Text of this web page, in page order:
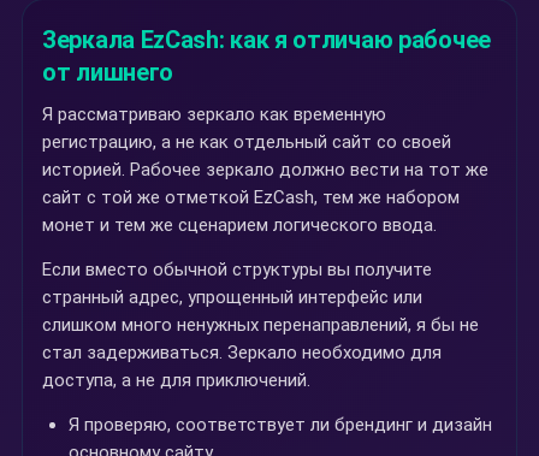
Зеркала EzCash: как я отличаю рабочее
от лишнего
Я рассматриваю зеркало как временную
регистрацию, а не как отдельный сайт со своей
историей. Рабочее зеркало должно вести на тот же
сайт с той же отметкой EzCash, тем же набором
монет и тем же сценарием логического ввода.
Если вместо обычной структуры вы получите
странный адрес, упрощенный интерфейс или
слишком много ненужных перенаправлений, я бы не
стал задерживаться. Зеркало необходимо для
доступа, а не для приключений.
Я проверяю, соответствует ли брендинг и дизайн